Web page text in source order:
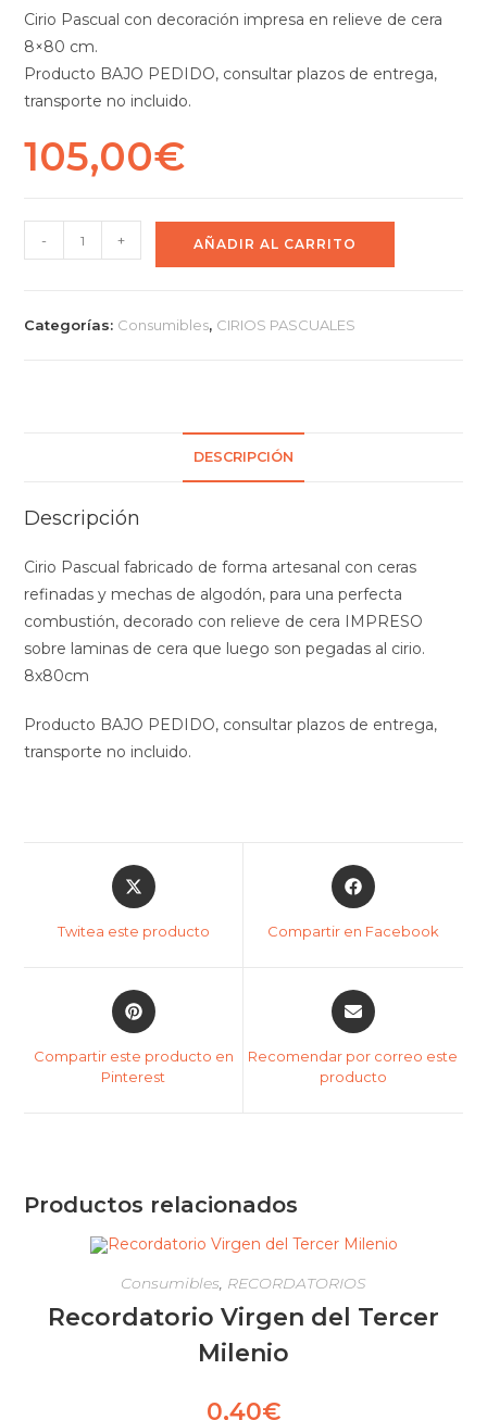
Cirio Pascual con decoración impresa en relieve de cera
8×80 cm.
Producto BAJO PEDIDO, consultar plazos de entrega,
transporte no incluido.
105,00€
- + AÑADIR AL CARRITO
Categorías: Consumibles, CIRIOS PASCUALES
DESCRIPCIÓN
Descripción
Cirio Pascual fabricado de forma artesanal con ceras
refinadas y mechas de algodón, para una perfecta
combustión, decorado con relieve de cera IMPRESO
sobre laminas de cera que luego son pegadas al cirio.
8x80cm
Producto BAJO PEDIDO, consultar plazos de entrega,
transporte no incluido.
Twitea este producto Compartir en Facebook
Compartir este producto en
Pinterest
Recomendar por correo este
producto
Productos relacionados
Consumibles, RECORDATORIOS
Recordatorio Virgen del Tercer
Milenio
0,40€